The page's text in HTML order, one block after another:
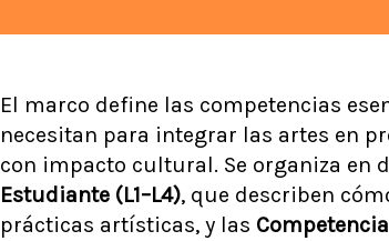
El marco define las competencias
necesitan para integrar las artes en
con impacto cultural. Se organiza en
Estudiante (L1–L4), que describen
prácticas artísticas, y las